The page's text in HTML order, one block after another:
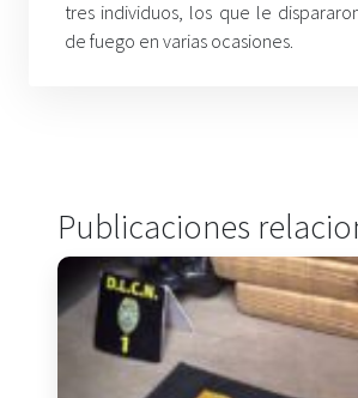
tres individuos, los que le
de fuego en varias ocasiones.
Publicaciones